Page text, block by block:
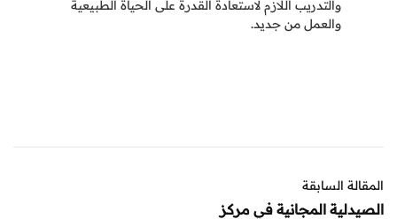
والتدريب اللازم لاستعادة القدرة على الحياة الطبيعية
والعمل من جديد.
المقالة السابقة
الصيدلية المجانية في مركز